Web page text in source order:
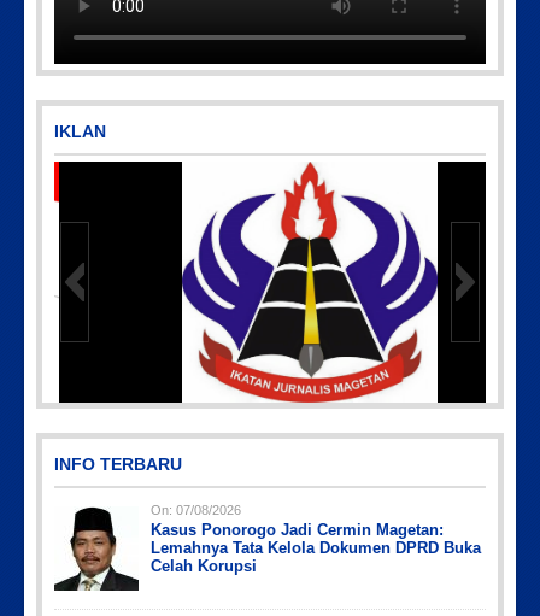
IKLAN
IMG-20191006-WA0043
INFO TERBARU
On: 07/08/2026
Kasus Ponorogo Jadi Cermin Magetan:
Lemahnya Tata Kelola Dokumen DPRD Buka
Celah Korupsi